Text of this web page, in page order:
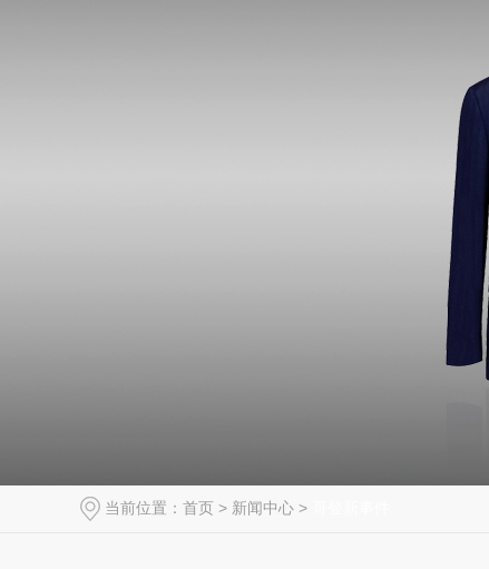
当前位置： 首页 > 新闻中心 >